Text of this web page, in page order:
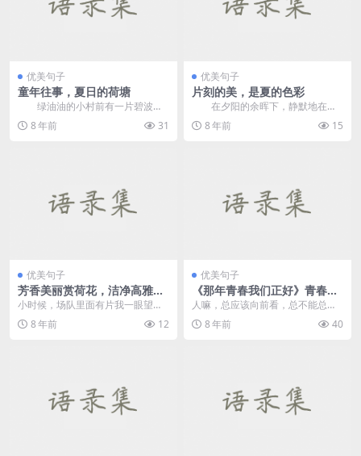
优美句子
童年往事，夏日的荷塘
绿油油的小村前有一片碧波荡
漾的池塘，池塘里盛开着成千上万
朵莲花，花的芳容千姿...
8 年前 31
优美句子
片刻的美，是夏的色彩
在夕阳的余晖下，静默地在忙
碌中忙碌。偶尔顿足，未曾注意，
一片飞花减却春，葱茏...
8 年前 15
优美句子
芳香美丽赏荷花，洁净高雅在
荷塘
小时候，场队里面有片我一眼望不
到边的荷塘。妈妈经常带着我到荷
塘边采莲叶摘莲蓬剥莲...
8 年前 12
优美句子
《那年青春我们正好》青春语
录
人嘛，总应该向前看，总不能总活
在过去的回忆里吧！ 《那年青春我
们正好》 ****...
8 年前 40